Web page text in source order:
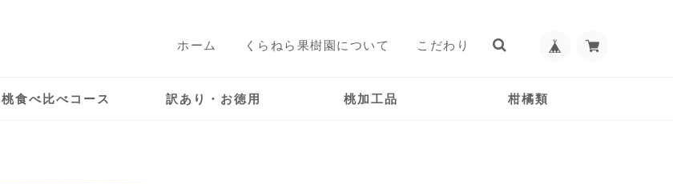
ホーム くらねら果樹園について こだわり
桃食べ比べコース 訳あり・お徳用 桃加工品 柑橘類